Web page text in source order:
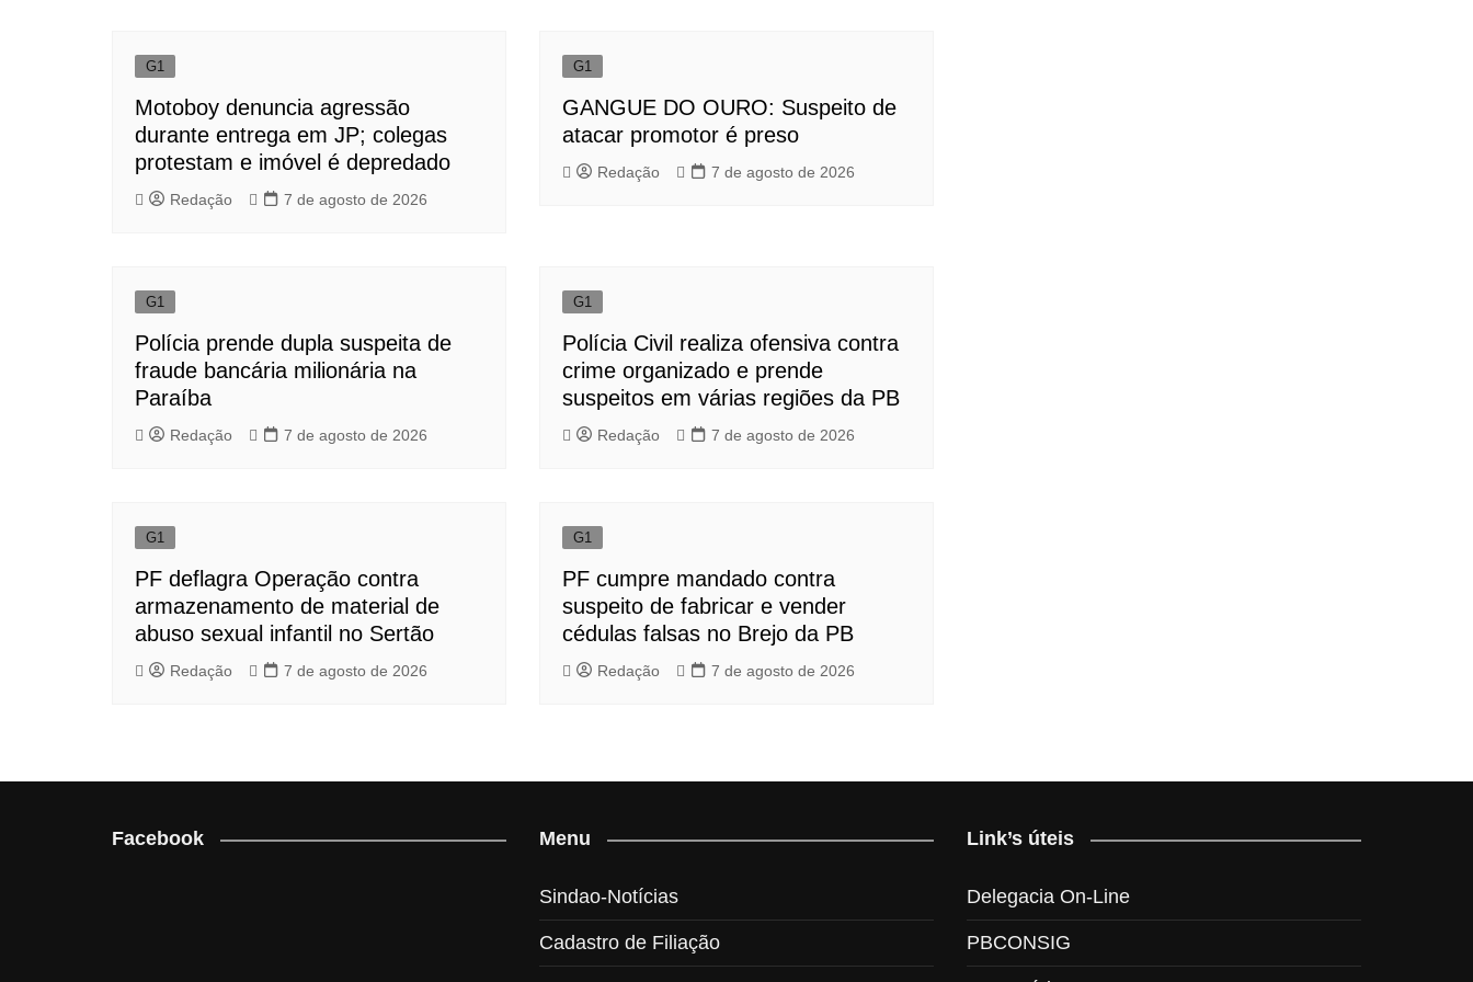
G1
Motoboy denuncia agressão
durante entrega em JP; colegas
protestam e imóvel é depredado
Redação 7 de agosto de 2026
G1
GANGUE DO OURO: Suspeito de
atacar promotor é preso
Redação 7 de agosto de 2026
G1
Polícia prende dupla suspeita de
fraude bancária milionária na
Paraíba
Redação 7 de agosto de 2026
G1
Polícia Civil realiza ofensiva contra
crime organizado e prende
suspeitos em várias regiões da PB
Redação 7 de agosto de 2026
G1
PF deflagra Operação contra
armazenamento de material de
abuso sexual infantil no Sertão
Redação 7 de agosto de 2026
G1
PF cumpre mandado contra
suspeito de fabricar e vender
cédulas falsas no Brejo da PB
Redação 7 de agosto de 2026
Facebook Menu
Sindao-Notícias
Cadastro de Filiação
Link’s úteis
Delegacia On-Line
PBCONSIG